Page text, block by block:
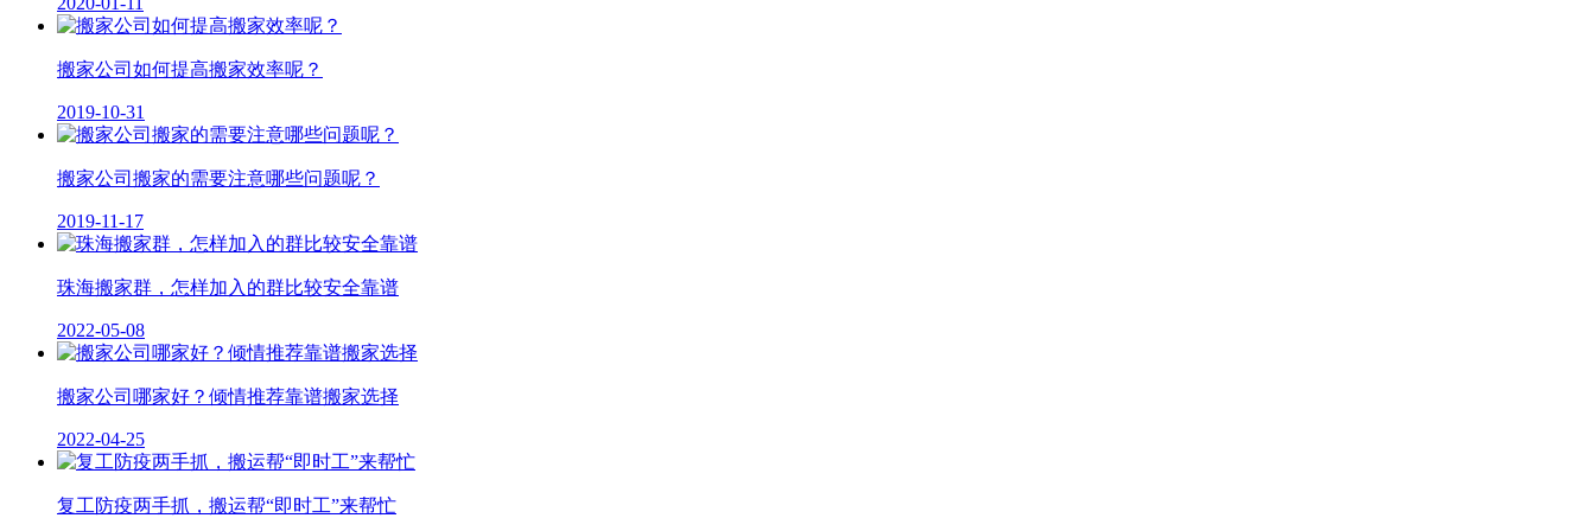
搬家公司如何提高搬家效率呢？
2019-10-31
搬家公司搬家的需要注意哪些问题呢？
2019-11-17
珠海搬家群，怎样加入的群比较安全靠谱
2022-05-08
搬家公司哪家好？倾情推荐靠谱搬家选择
2022-04-25
复工防疫两手抓，搬运帮“即时工”来帮忙